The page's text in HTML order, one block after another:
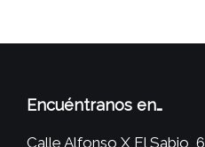
Encuéntranos en…
Calle Alfonso X El Sabio, 6